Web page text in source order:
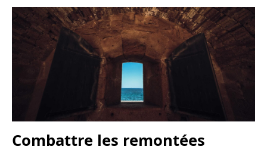
Combattre les remontées